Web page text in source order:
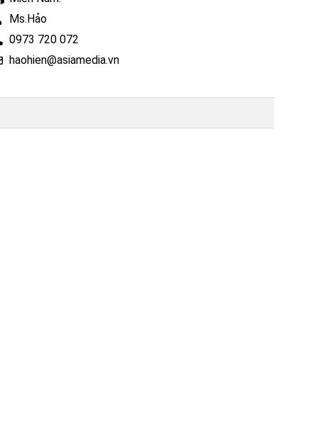
Ms.Hảo
0973 720 072
haohien@asiamedia.vn